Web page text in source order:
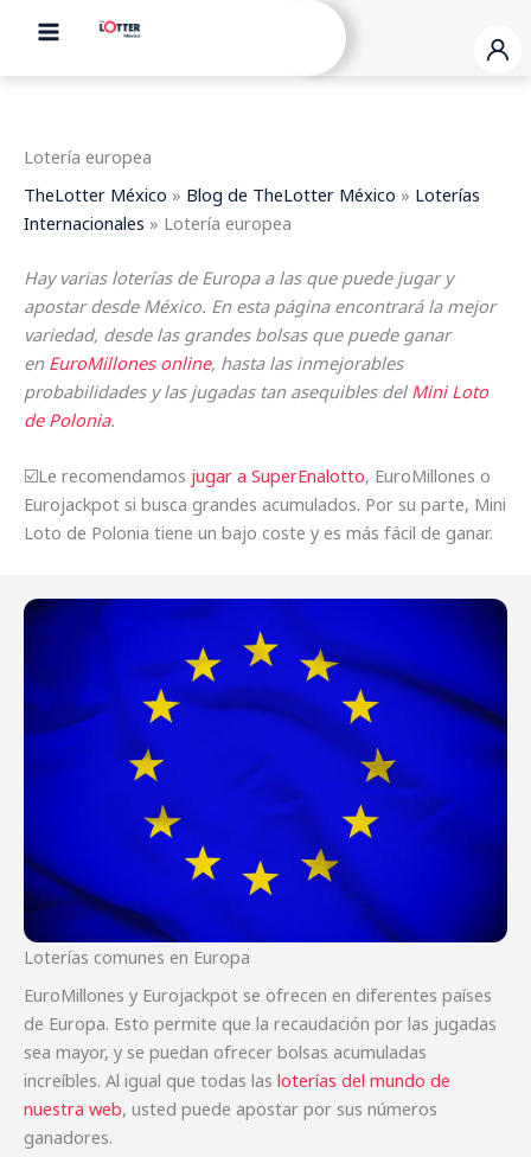
contenido
Lotería europea
TheLotter México » Blog de TheLotter México » Loterías
Internacionales » Lotería europea
Hay varias loterías de Europa a las que puede jugar y
apostar desde México. En esta página encontrará la mejor
variedad, desde las grandes bolsas que puede ganar
en EuroMillones online, hasta las inmejorables
probabilidades y las jugadas tan asequibles del Mini Loto
de Polonia.
☑️Le recomendamos jugar a SuperEnalotto, EuroMillones o
Eurojackpot si busca grandes acumulados. Por su parte, Mini
Loto de Polonia tiene un bajo coste y es más fácil de ganar.
Loterías comunes en Europa
EuroMillones y Eurojackpot se ofrecen en diferentes países
de Europa. Esto permite que la recaudación por las jugadas
sea mayor, y se puedan ofrecer bolsas acumuladas
increíbles. Al igual que todas las loterías del mundo de
nuestra web, usted puede apostar por sus números
ganadores.